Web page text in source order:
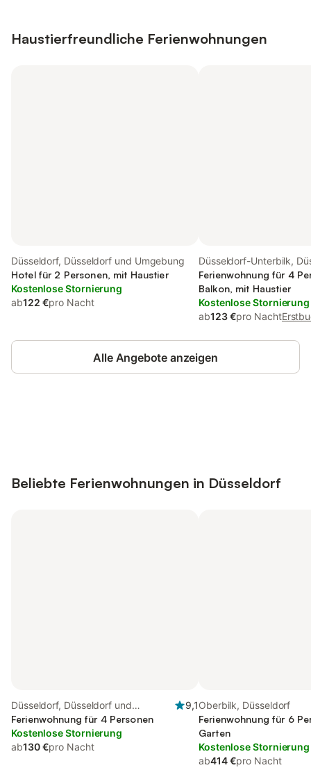
Haustierfreundliche Ferienwohnungen
Düsseldorf, Düsseldorf und Umgebung
Hotel für 2 Personen, mit Haustier
Kostenlose Stornierung
ab122 €pro Nacht
Düsseldorf-Unterbilk,
Ferienwohnung für 4
Balkon, mit Haustier
Kostenlose Stornierung
ab123 €pro Nacht
Alle Angebote anzeigen
Beliebte Ferienwohnungen in Düsseldorf
Düsseldorf, Düsseldorf und
Umgebung
9,1
Ferienwohnung für 4 Personen
Kostenlose Stornierung
ab130 €pro Nacht
Oberbilk, Düsseldorf
Ferienwohnung für 6
Garten
Kostenlose Stornierung
ab414 €pro Nacht